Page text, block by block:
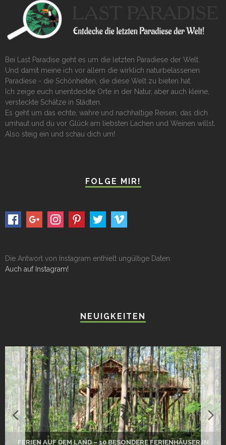
Bei Last Paradise geht es um die letzten Paradiese der Welt.
Und damit meine ich vor allem die wirklich naturbelassenen
Paradiese - die Schönheiten, die diese Welt zu bieten hat.
Ich zeige euch unentdeckte Orte in der Natur, aber auch kleine,
versteckte Schätze in Städten.
Es geht um das echte, wahre und nachhaltige Reisen, das dich
umhaut und du vor Glück am liebsten Lachen und Weinen willst.
Also steig ein und schau dich um!
FOLGE MIR!
Die Antwort von Instagram enthielt ungültige Daten.
Auch auf Instagram!
NEUIGKEITEN
FERIEN AUF DEM LAND – 10 BESONDERE FERIENHÄUSER IN